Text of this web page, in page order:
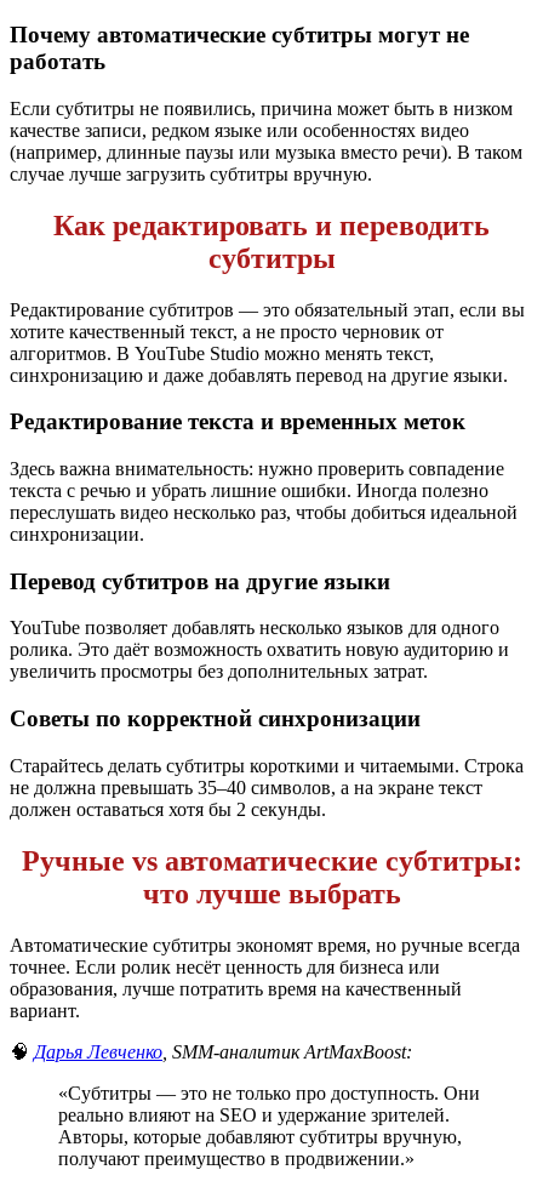
Почему автоматические субтитры могут не
работать
Если субтитры не появились, причина может быть в низком
качестве записи, редком языке или особенностях видео
(например, длинные паузы или музыка вместо речи). В таком
случае лучше загрузить субтитры вручную.
Как редактировать и переводить
субтитры
Редактирование субтитров — это обязательный этап, если вы
хотите качественный текст, а не просто черновик от
алгоритмов. В YouTube Studio можно менять текст,
синхронизацию и даже добавлять перевод на другие языки.
Редактирование текста и временных меток
Здесь важна внимательность: нужно проверить совпадение
текста с речью и убрать лишние ошибки. Иногда полезно
переслушать видео несколько раз, чтобы добиться идеальной
синхронизации.
Перевод субтитров на другие языки
YouTube позволяет добавлять несколько языков для одного
ролика. Это даёт возможность охватить новую аудиторию и
увеличить просмотры без дополнительных затрат.
Советы по корректной синхронизации
Старайтесь делать субтитры короткими и читаемыми. Строка
не должна превышать 35–40 символов, а на экране текст
должен оставаться хотя бы 2 секунды.
Ручные vs автоматические субтитры:
что лучше выбрать
Автоматические субтитры экономят время, но ручные всегда
точнее. Если ролик несёт ценность для бизнеса или
образования, лучше потратить время на качественный
вариант.
🧠 Дарья Левченко , SMM-аналитик ArtMaxBoost:
«Субтитры — это не только про доступность. Они
реально влияют на SEO и удержание зрителей.
Авторы, которые добавляют субтитры вручную,
получают преимущество в продвижении.»